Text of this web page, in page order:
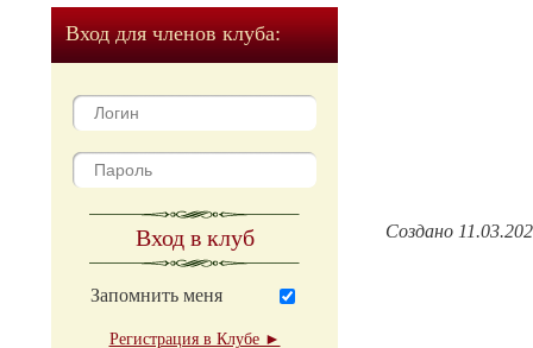
Вход для членов клуба:
Вход в клуб
Запомнить меня
Регистрация в Клубе ►
Создано